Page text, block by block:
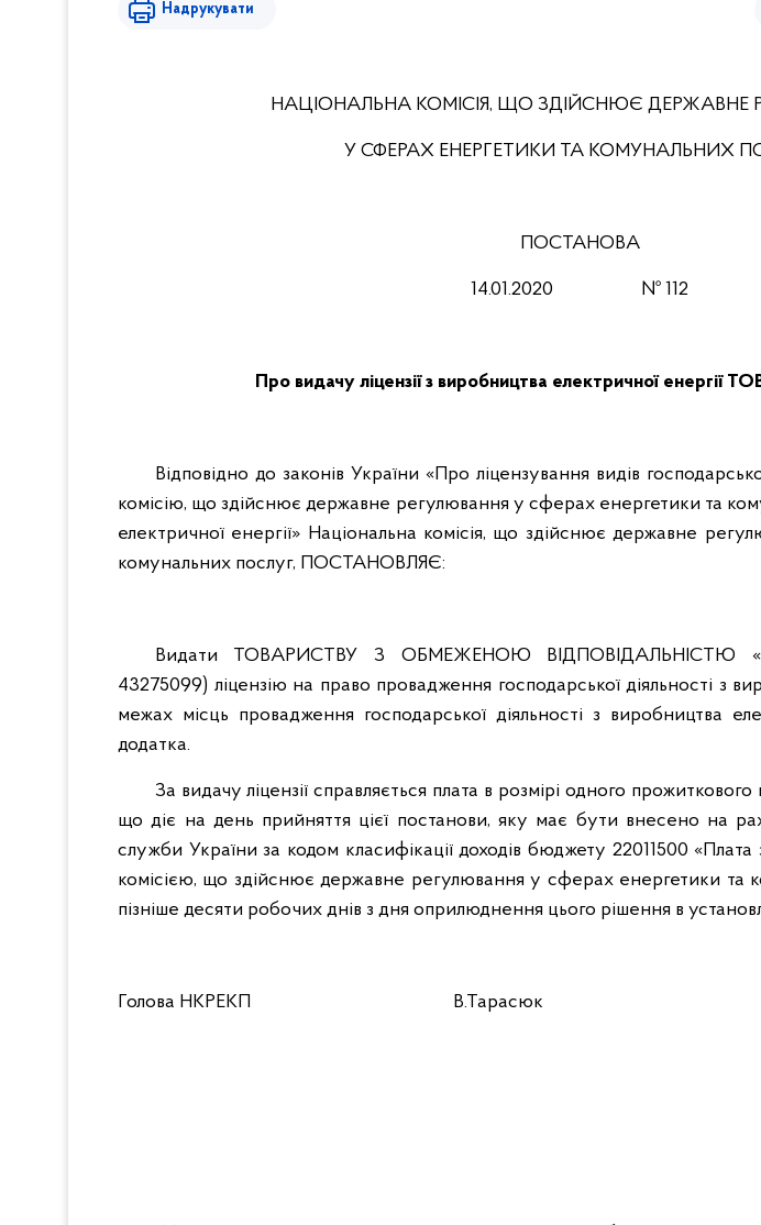
Надрукувати
НАЦІОНАЛЬНА КОМІСІЯ, ЩО ЗДІЙСНЮЄ ДЕРЖАВНЕ
У СФЕРАХ ЕНЕРГЕТИКИ ТА КОМУНАЛЬНИХ
ПОСТАНОВА
14.01.2020 № 112
Про видачу ліцензії з виробництва електричної енергії
Відповідно до законів України «Про ліцензування видів
комісію, що здійснює державне регулювання у сферах енергетики та
електричної енергії» Національна комісія, що здійснює державне
комунальних послуг, ПОСТАНОВЛЯЄ:
Видати ТОВАРИСТВУ З ОБМЕЖЕНОЮ ВІДПОВІДАЛЬНІСТЮ
43275099) ліцензію на право провадження господарської діяльності з
межах місць провадження господарської діяльності з виробництва
додатка.
За видачу ліцензії справляється плата в розмірі одного
що діє на день прийняття цієї постанови, яку має бути внесено на
служби України за кодом класифікації доходів бюджету 22011500 «Плата
комісією, що здійснює державне регулювання у сферах енергетики та
пізніше десяти робочих днів з дня оприлюднення цього рішення в
Голова НКРЕКП В.Тарасюк